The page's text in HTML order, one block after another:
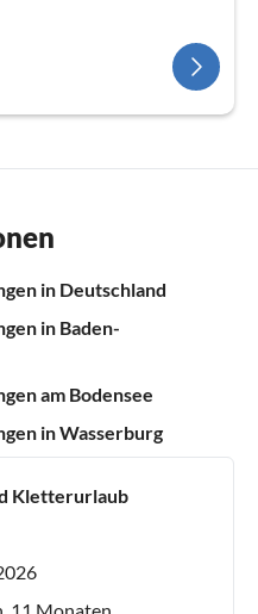
in Deutschland
in Baden-
am Bodensee
in Wasserburg
Kletterurlaub